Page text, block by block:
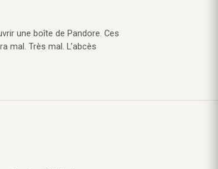
une boîte de Pandore. Ces
mal. Très mal. L’abcès